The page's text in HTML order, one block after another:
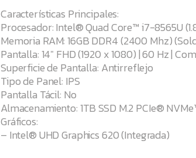
Características Principales:
Procesador: Intel® Quad Core™ i7-8565U
Memoria RAM: 16GB DDR4 (2400 Mhz)
Pantalla: 14″ FHD (1920 x 1080) | 60 Hz |
Superficie de Pantalla: Antirreflejo
Tipo de Panel: IPS
Pantalla Tácil: No
Almacenamiento: 1TB SSD M.2 PCIe®
Gráficos:
– Intel® UHD Graphics 620 (Integrada)